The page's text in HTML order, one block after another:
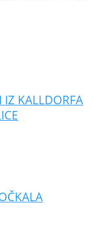
IZ KALLDORFA